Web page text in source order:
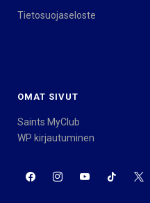
Tietosuojaseloste
OMAT SIVUT
Saints MyClub
WP kirjautuminen